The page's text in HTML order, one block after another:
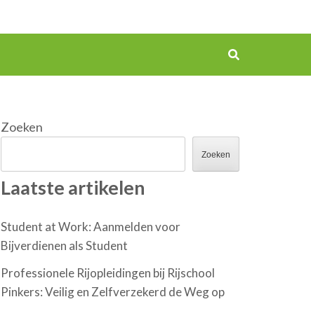
Zoeken
Zoeken
Laatste artikelen
Student at Work: Aanmelden voor
Bijverdienen als Student
Professionele Rijopleidingen bij Rijschool
Pinkers: Veilig en Zelfverzekerd de Weg op